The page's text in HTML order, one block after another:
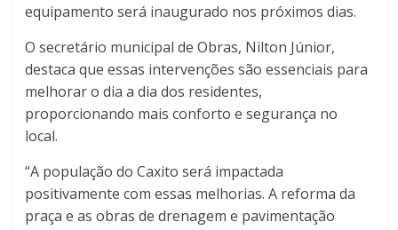
equipamento será inaugurado nos próximos dias.
O secretário municipal de Obras, Nilton Júnior,
destaca que essas intervenções são essenciais para
melhorar o dia a dia dos residentes,
proporcionando mais conforto e segurança no
local.
“A população do Caxito será impactada
positivamente com essas melhorias. A reforma da
praça e as obras de drenagem e pavimentação